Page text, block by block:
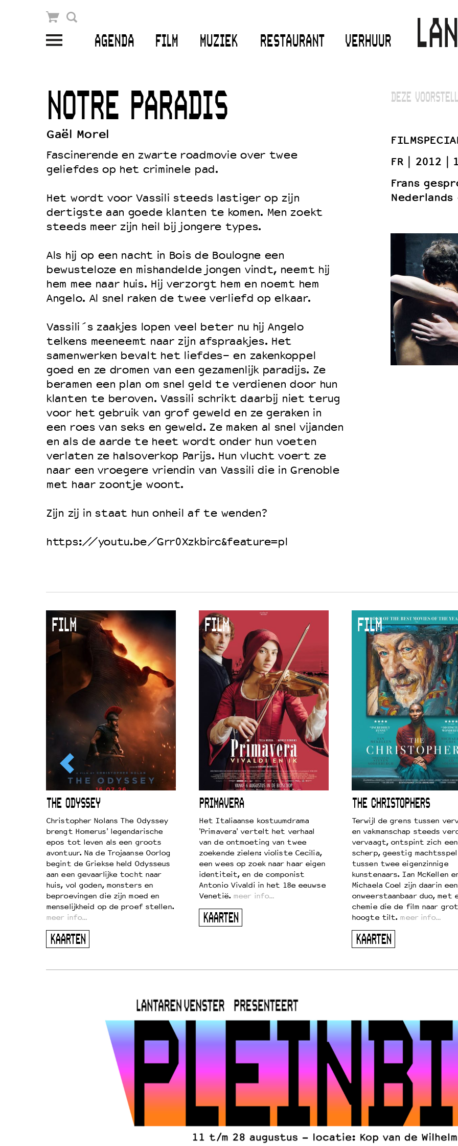
AGENDA FILM MUZIEK RESTAURANT VERHUUR
Winkelmandje
Openingstijden & contact
Bereikbaarheid
Kaartverkoop
EDUCATIE
Schoolvoorstellingen
Filmprogramma’s Primair Onderwijs
Filmprogramma’s VO/MBO
OVER LANTARENVENSTER
Werken bij
Wie is wie
Word vriend
Historie
Partners
Huisregels
Privacyverklaring
Integriteits- en gedragscode
Duurzaamheid
Culturele boycot Israël
Ruimte voor artistieke vrijheid – VNPF
NOTRE PARADIS
Gaël Morel
Fascinerende en zwarte roadmovie over twee
geliefdes op het criminele pad.
Het wordt voor Vassili steeds lastiger op zijn
dertigste aan goede klanten te komen. Men zoekt
steeds meer zijn heil bij jongere types.
Als hij op een nacht in Bois de Boulogne een
bewusteloze en mishandelde jongen vindt, neemt hij
hem mee naar huis. Hij verzorgt hem en noemt hem
Angelo. Al snel raken de twee verliefd op elkaar.
Vassili´s zaakjes lopen veel beter nu hij Angelo
telkens meeneemt naar zijn afspraakjes. Het
samenwerken bevalt het liefdes- en zakenkoppel
goed en ze dromen van een gezamenlijk paradijs. Ze
beramen een plan om snel geld te verdienen door hun
klanten te beroven. Vassili schrikt daarbij niet terug
voor het gebruik van grof geweld en ze geraken in
een roes van seks en geweld. Ze maken al snel vijanden
en als de aarde te heet wordt onder hun voeten
verlaten ze halsoverkop Parijs. Hun vlucht voert ze
naar een vroegere vriendin van Vassili die in Grenoble
met haar zoontje woont.
Zijn zij in staat hun onheil af te wenden?
https://youtu.be/Grr0Xzkbirc&feature=pl
DEZE
FR
2012
Frans
FILM
THE ODYSSEY
Christopher Nolans The Odyssey
brengt Homerus' legendarische
epos tot leven als een groots
avontuur. Na de Trojaanse Oorlog
begint de Griekse held Odysseus
aan een gevaarlijke tocht naar
huis, vol goden, monsters en
beproevingen die zijn moed en
menselijkheid op de proef stellen.
meer info…
KAARTEN
FILM
PRIMAVERA
Het Italiaanse kostuumdrama
'Primavera' vertelt het verhaal
van de ontmoeting van twee
zoekende zielen: violiste Cecilia,
een wees op zoek naar haar eigen
identiteit, en de componist
Antonio Vivaldi in het 18e eeuwse
Venetië. meer info…
KAARTEN
FILM
THE CHRISTOPHERS
Terwijl de grens tussen
en vakmanschap steeds
vervaagt, ontspint zich een
scherp, geestig machtsspel
tussen twee eigenzinnige
kunstenaars. Ian McKellen
Michaela Coel zijn daarin een
onweerstaanbaar duo, met
chemie die de film naar
hoogte tilt. meer info…
KAARTEN